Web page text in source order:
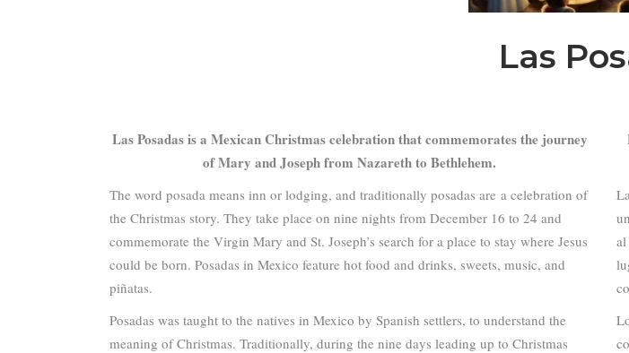
Las
Las Posadas is a Mexican Christmas celebration that commemorates the journey
of Mary and Joseph from Nazareth to Bethlehem.
The word posada means inn or lodging, and traditionally posadas are a celebration of
the Christmas story. They take place on nine nights from December 16 to 24 and
commemorate the Virgin Mary and St. Joseph’s search for a place to stay where Jesus
could be born. Posadas in Mexico feature hot food and drinks, sweets, music, and
piñatas.
Posadas was taught to the natives in Mexico by Spanish settlers, to understand the
meaning of Christmas. Traditionally, during the nine days leading up to Christmas